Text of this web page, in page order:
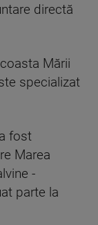
directă
Mării
specializat
fost
Marea
-
parte la